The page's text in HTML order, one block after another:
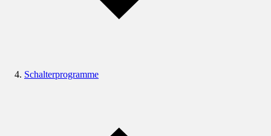
Schalterprogramme